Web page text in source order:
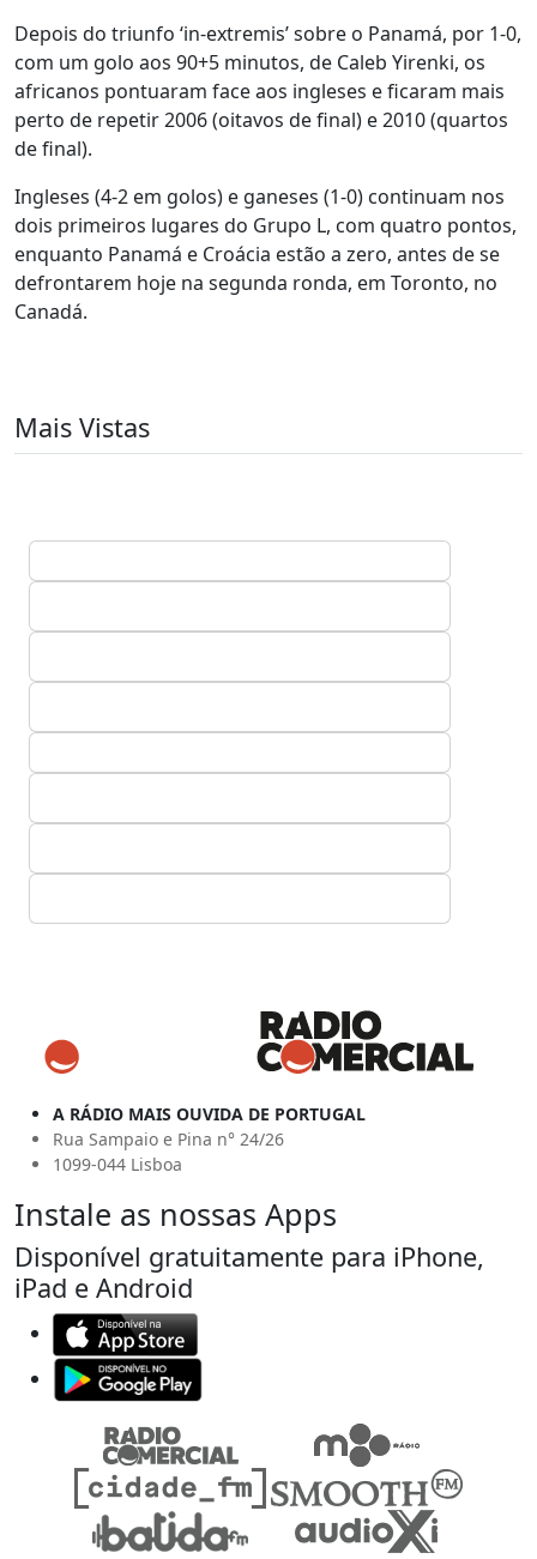
Depois do triunfo ‘in-extremis’ sobre o Panamá, por 1-0,
com um golo aos 90+5 minutos, de Caleb Yirenki, os
africanos pontuaram face aos ingleses e ficaram mais
perto de repetir 2006 (oitavos de final) e 2010 (quartos
de final).
Ingleses (4-2 em golos) e ganeses (1-0) continuam nos
dois primeiros lugares do Grupo L, com quatro pontos,
enquanto Panamá e Croácia estão a zero, antes de se
defrontarem hoje na segunda ronda, em Toronto, no
Canadá.
Mais Vistas
A RÁDIO MAIS OUVIDA DE PORTUGAL
Rua Sampaio e Pina n° 24/26
1099-044 Lisboa
Instale as nossas Apps
Disponível gratuitamente para iPhone,
iPad e Android